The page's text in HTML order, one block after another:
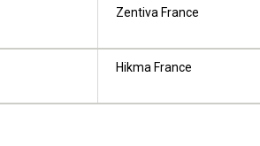
Zentiva France
Hikma France